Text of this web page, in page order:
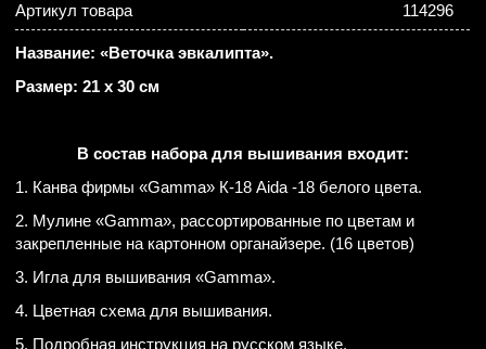
Артикул товара 114296
Название: «Веточка эвкалипта».
Размер: 21 х 30 см
В состав набора для вышивания входит:
1. Канва фирмы «Gamma» К-18 Aida -18 белого цвета.
2. Мулине «Gamma», рассортированные по цветам и
закрепленные на картонном органайзере. (16 цветов)
3. Игла для вышивания «Gamma».
4. Цветная схема для вышивания.
5. Подробная инструкция на русском языке.